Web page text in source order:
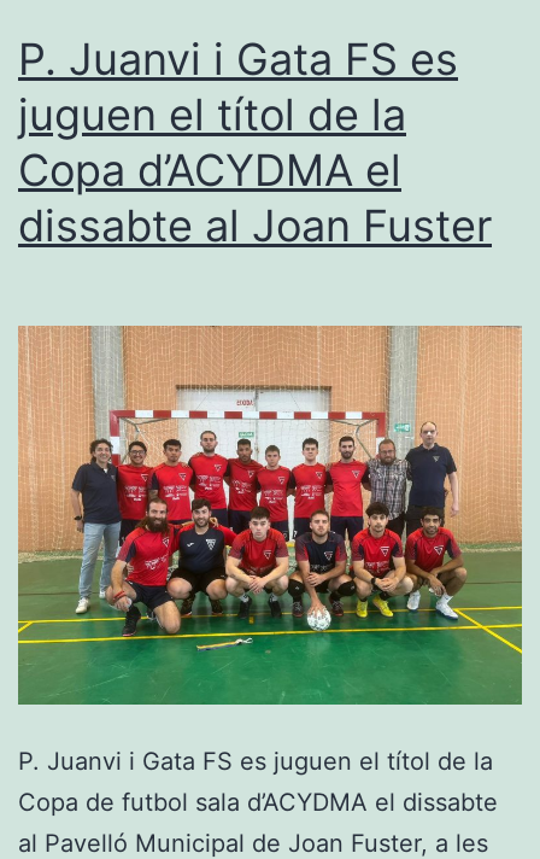
campió
de
la
Copa
d’ACYDMA
al
Fuster
P. Juanvi i Gata FS es
juguen el títol de la
Copa d’ACYDMA el
dissabte al Joan Fuster
P. Juanvi i Gata FS es juguen el títol de la
Copa de futbol sala d’ACYDMA el dissabte
al Pavelló Municipal de Joan Fuster, a les